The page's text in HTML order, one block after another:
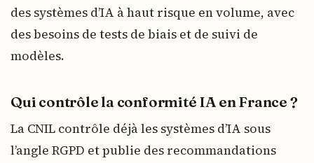
des systèmes d’IA à haut risque en volume, avec
des besoins de tests de biais et de suivi de
modèles.
Qui contrôle la conformité IA en France ?
La CNIL contrôle déjà les systèmes d’IA sous
l’angle RGPD et publie des recommandations